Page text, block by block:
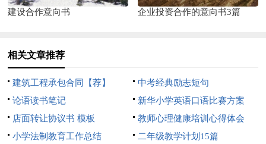
建设合作意向书 企业投资合作的意向书3篇
相关文章推荐
建筑工程承包合同【荐】
中考经典励志短句
论语读书笔记
新华小学英语口语比赛方案
店面转让协议书 模板
教师心理健康培训心得体会
小学法制教育工作总结
二年级教学计划15篇